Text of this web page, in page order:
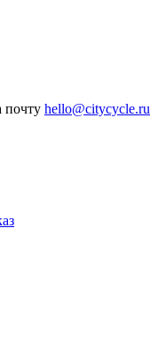
почту hello@citycycle.ru